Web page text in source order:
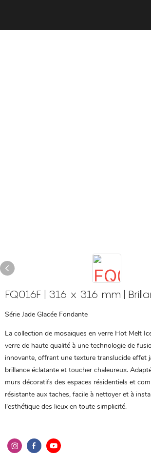
FQ016F | 316 x 316 mm |
Série Jade Glacée Fondante
La collection de mosaïques en verre Hot Melt
verre de haute qualité à une technologie de
innovante, offrant une texture translucide effet
brillance éclatante et toucher chaleureux.
murs décoratifs des espaces résidentiels et
résistante aux taches, facile à nettoyer et à
l'esthétique des lieux en toute simplicité.